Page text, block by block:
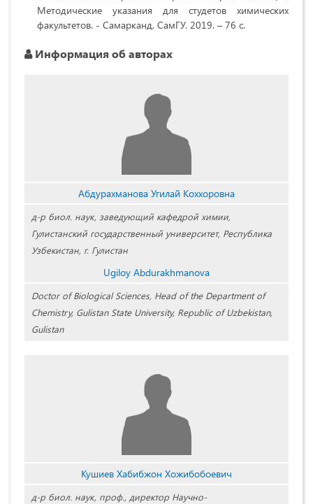
Методические указания для студетов химических
факультетов. - Самарканд, СамГУ. 2019. – 76 с.
Информация об авторах
Абдурахманова Угилай Коххоровна
д-р биол. наук, заведующий кафедрой химии,
Гулистанский государственный университет, Республика
Узбекистан, г. Гулистан
Ugiloy Abdurakhmanova
Doctor of Biological Sciences, Head of the Department of
Chemistry, Gulistan State University, Republic of Uzbekistan,
Gulistan
Кушиев Хабибжон Хожибобоевич
д-р биол. наук, проф., директор Научно-